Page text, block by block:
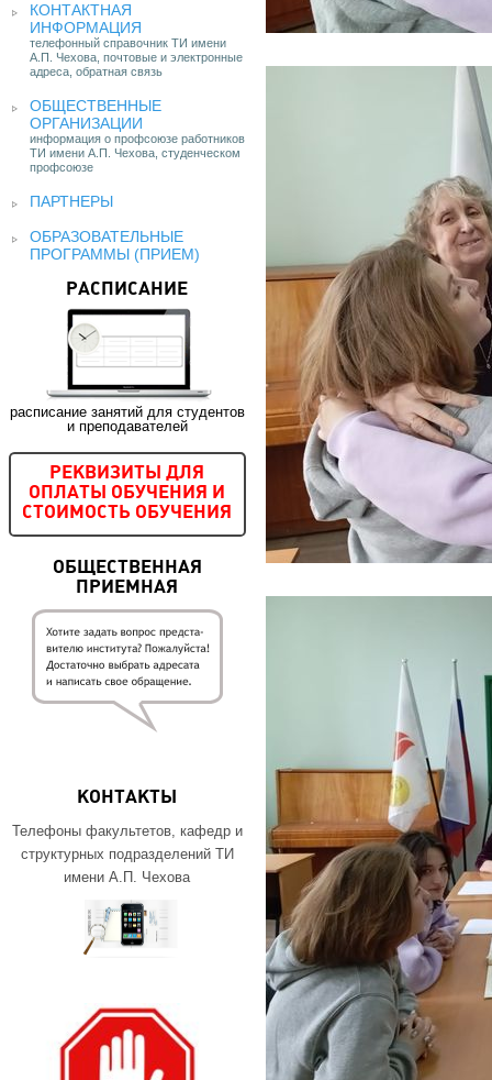
КОНТАКТНАЯ
ИНФОРМАЦИЯ
телефонный справочник ТИ имени
А.П. Чехова, почтовые и электронные
адреса, обратная связь
ОБЩЕСТВЕННЫЕ
ОРГАНИЗАЦИИ
информация о профсоюзе работников
ТИ имени А.П. Чехова, студенческом
профсоюзе
ПАРТНЕРЫ
ОБРАЗОВАТЕЛЬНЫЕ
ПРОГРАММЫ (ПРИЕМ)
РАСПИСАНИЕ
расписание занятий для студентов
и преподавателей
РЕКВИЗИТЫ ДЛЯ
ОПЛАТЫ ОБУЧЕНИЯ И
СТОИМОСТЬ ОБУЧЕНИЯ
ОБЩЕСТВЕННАЯ
ПРИЕМНАЯ
КОНТАКТЫ
Телефоны факультетов, кафедр и
структурных подразделений ТИ
имени А.П. Чехова